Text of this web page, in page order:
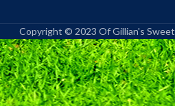
Copyright © 2023 Of Gillian's